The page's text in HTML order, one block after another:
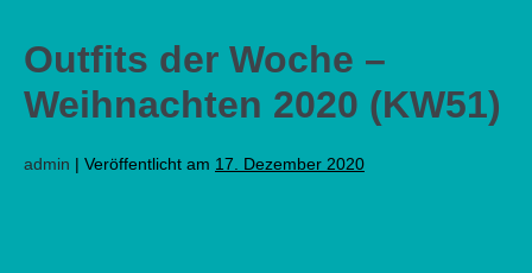
Outfits der Woche –
Weihnachten 2020 (KW51)
admin | Veröffentlicht am 17. Dezember 2020